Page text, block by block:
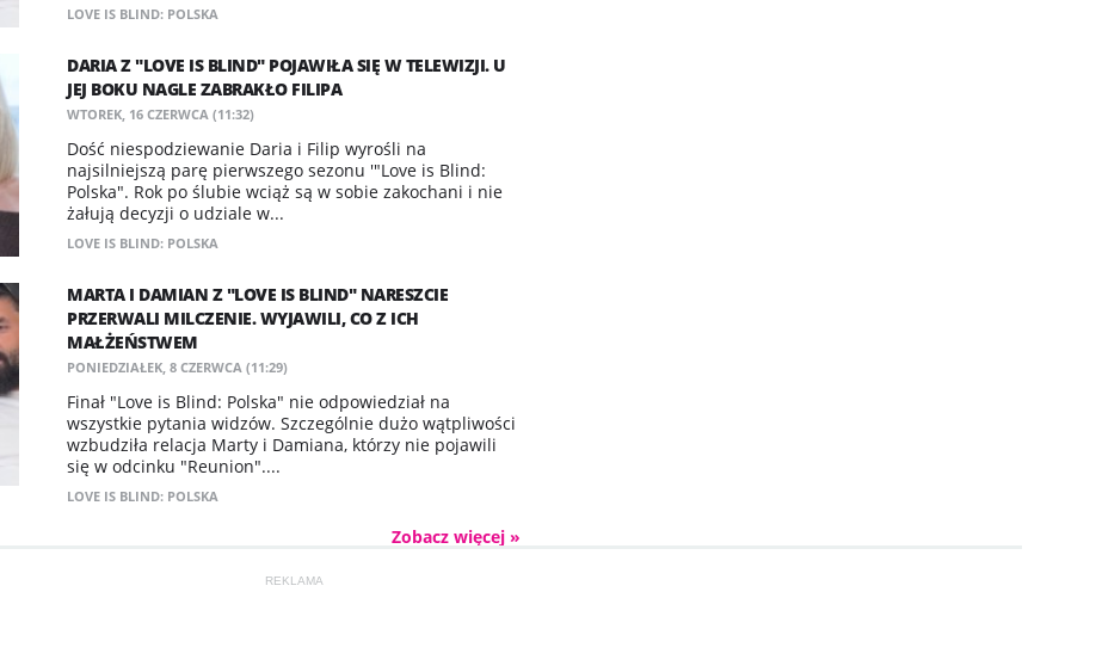
LOVE IS BLIND: POLSKA
DARIA Z "LOVE IS BLIND" POJAWIŁA SIĘ W TELEWIZJI. U
JEJ BOKU NAGLE ZABRAKŁO FILIPA
WTOREK, 16 CZERWCA (11:32)
Dość niespodziewanie Daria i Filip wyrośli na
najsilniejszą parę pierwszego sezonu '"Love is Blind:
Polska". Rok po ślubie wciąż są w sobie zakochani i nie
żałują decyzji o udziale w...
LOVE IS BLIND: POLSKA
MARTA I DAMIAN Z "LOVE IS BLIND" NARESZCIE
PRZERWALI MILCZENIE. WYJAWILI, CO Z ICH
MAŁŻEŃSTWEM
PONIEDZIAŁEK, 8 CZERWCA (11:29)
Finał "Love is Blind: Polska" nie odpowiedział na
wszystkie pytania widzów. Szczególnie dużo wątpliwości
wzbudziła relacja Marty i Damiana, którzy nie pojawili
się w odcinku "Reunion"....
LOVE IS BLIND: POLSKA
Zobacz więcej »
REKLAMA